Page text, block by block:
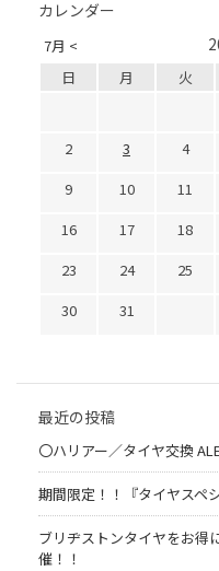
カレンダー
7月 <
日 月 火
2
3 4
9
10 11
16
17 18
23
24 25
30
31
最近の投稿
〇ハリアー／タイヤ交換
期間限定！！『タイヤスペ
ブリヂストンタイヤをお得
催！！